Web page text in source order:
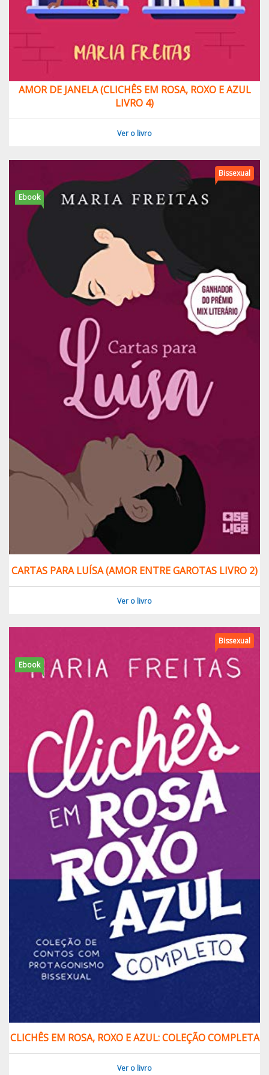
AMOR DE JANELA (CLICHÊS EM ROSA, ROXO E AZUL
LIVRO 4)
Ver o livro
Ebook
Bissexual
CARTAS PARA LUÍSA (AMOR ENTRE GAROTAS LIVRO 2)
Ver o livro
Ebook
Bissexual
CLICHÊS EM ROSA, ROXO E AZUL: COLEÇÃO COMPLETA
Ver o livro